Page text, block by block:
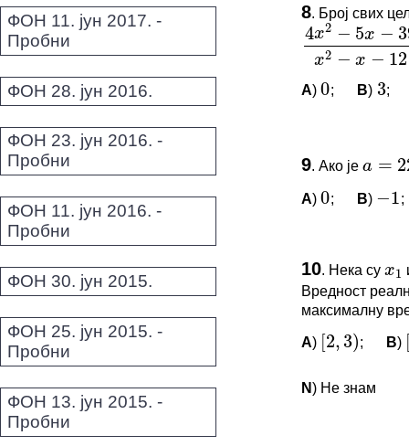
ФОН 11. јун 2017. -
Пробни
ФОН 28. јун 2016.
ФОН 23. јун 2016. -
Пробни
ФОН 11. јун 2016. -
Пробни
ФОН 30. јун 2015.
ФОН 25. јун 2015. -
Пробни
ФОН 13. јун 2015. -
Пробни
Овај задатак
*Морате
8. Број свих
4x2−5x−39x2−x
A)
0
0; B)
3
3;
ПИТАЊА
9. Ако је
a = 225
a=225
A)0; B) −1 ;
Овај задатак
10. Нека суx1
Вредност
максималну
A)
[ 2
2,3) ; B)
N) Не знам
D